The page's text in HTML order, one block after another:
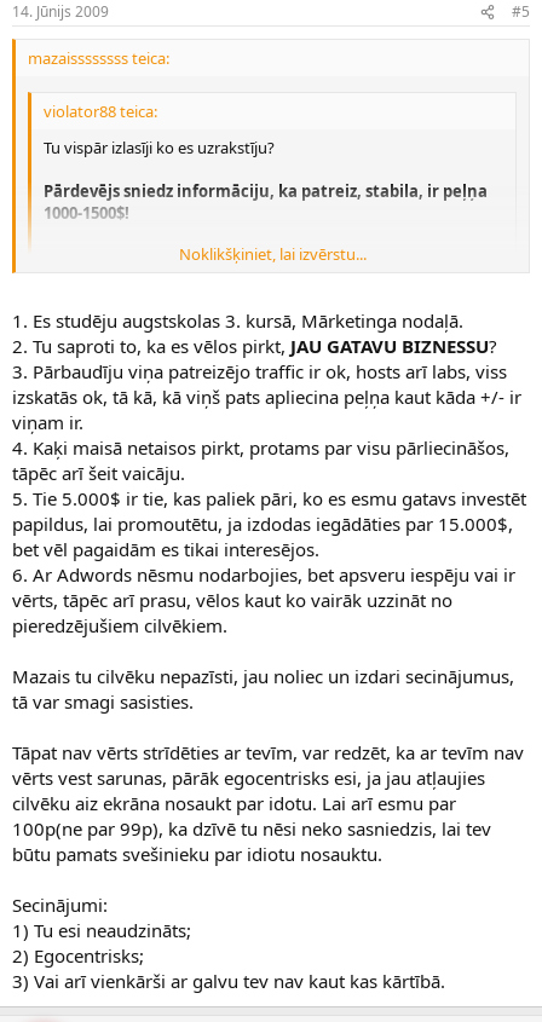
14. Jūnijs 2009 #5
mazaissssssss teica:
violator88 teica:
Tu vispār izlasīji ko es uzrakstīju?
Pārdevējs sniedz informāciju, ka patreiz, stabila, ir peļņa
1000-1500$!
Var redzēt, ka skolniekam brīvlaiks sācies...
Noklikšķiniet, lai izvērstu...
1. Skolnieks esi Tu.
2. Kurā vietā 1 postā ir rakstīts
Pārdevējs sniedz informāciju, ka
patreiz, stabila, ir peļņa 1000-1500$!
3. Tikai idiots var tam noticēt! Pie kāda tad apmeklējuma ir tā 1000-
1500$ peļņa? Precīzāk - cik preces/pakalpojumi tai mēnesī vidēji ir
japārdod? Cik ir vidējā preces cena? Cik liels ir peļņas procents no
apgrozījuma?
Nu un tad parēķini...
Tavi 5000$ adwordos pa 10 centiem pārvērtīsies 50000 klikšķu.
Rēķinot ĻOTI optimistiski, ka no 100 apmekletājiem 1 kaut ko
nopirks, tās būs 500 pārdošans. P.S. Pēc manas adwords pieredzes
LV tirgū, tas tā nebūt nav. Pat ne 1000 klikšķi.
4. Pārdevēji runā daudzko
Varbūt tā ir VIŅU peļņa ko nes 101
tāds lohovskois veikals
Noklikšķiniet, lai izvērstu...
1. Es studēju augstskolas 3. kursā, Mārketinga nodaļā.
2. Tu saproti to, ka es vēlos pirkt, JAU GATAVU BIZNESSU?
3. Pārbaudīju viņa patreizējo traffic ir ok, hosts arī labs, viss
izskatās ok, tā kā, kā viņš pats apliecina peļņa kaut kāda +/- ir
viņam ir.
4. Kaķi maisā netaisos pirkt, protams par visu pārliecināšos,
tāpēc arī šeit vaicāju.
5. Tie 5.000$ ir tie, kas paliek pāri, ko es esmu gatavs investēt
papildus, lai promoutētu, ja izdodas iegādāties par 15.000$,
bet vēl pagaidām es tikai interesējos.
6. Ar Adwords nēsmu nodarbojies, bet apsveru iespēju vai ir
vērts, tāpēc arī prasu, vēlos kaut ko vairāk uzzināt no
pieredzējušiem cilvēkiem.
Mazais tu cilvēku nepazīsti, jau noliec un izdari secinājumus,
tā var smagi sasisties.
Tāpat nav vērts strīdēties ar tevīm, var redzēt, ka ar tevīm nav
vērts vest sarunas, pārāk egocentrisks esi, ja jau atļaujies
cilvēku aiz ekrāna nosaukt par idotu. Lai arī esmu par
100p(ne par 99p), ka dzīvē tu nēsi neko sasniedzis, lai tev
būtu pamats svešinieku par idiotu nosauktu.
Secinājumi:
1) Tu esi neaudzināts;
2) Egocentrisks;
3) Vai arī vienkārši ar galvu tev nav kaut kas kārtībā.